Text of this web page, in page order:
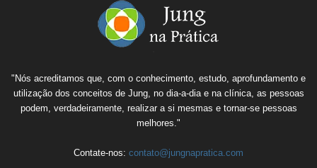
"Nós acreditamos que, com o conhecimento, estudo, aprofundamento e
utilização dos conceitos de Jung, no dia-a-dia e na clínica, as pessoas
podem, verdadeiramente, realizar a si mesmas e tornar-se pessoas
melhores."
Contate-nos: contato@jungnapratica.com